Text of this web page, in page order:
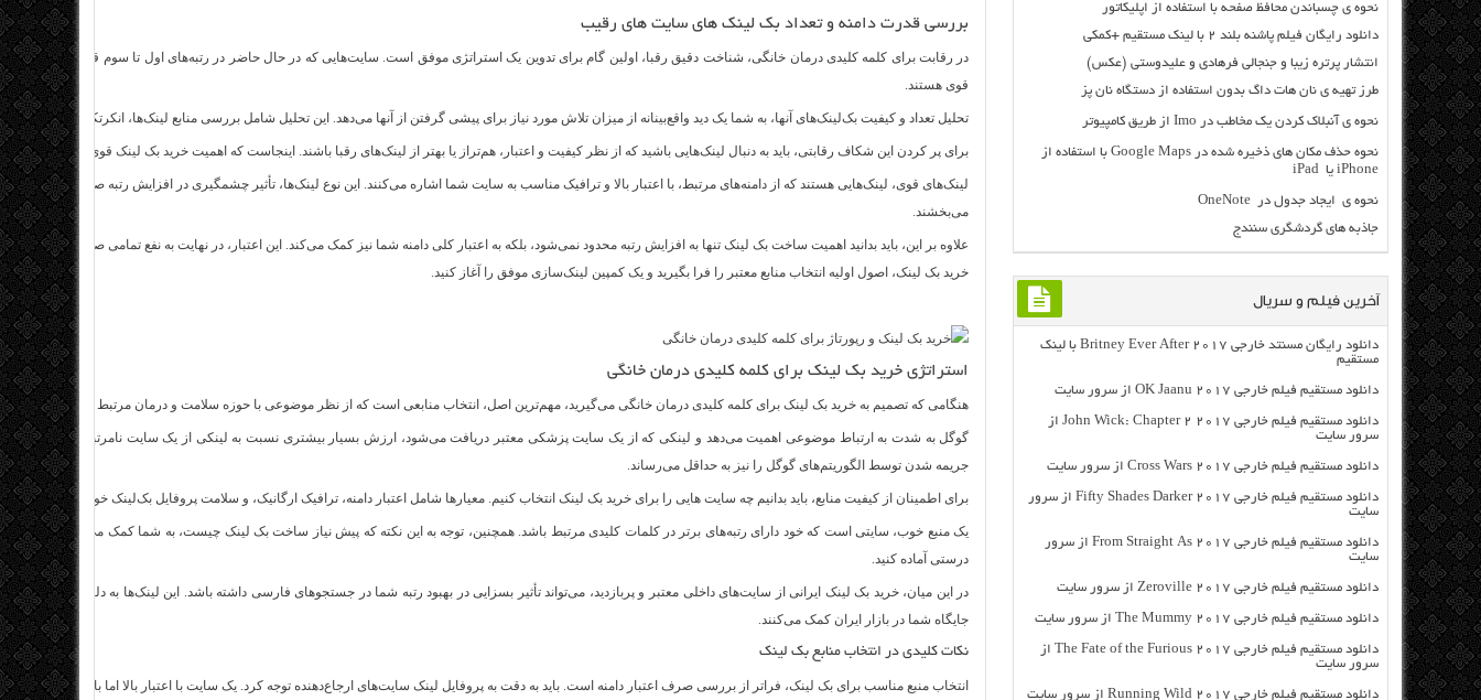
بررسی قدرت دامنه و تعداد بک لینک های سایت های رقیب
قوی هستند.
تحلیل تعداد و کیفیت بک‌لینک‌های آنها، به شما یک دید واقع‌بینانه از میزان تلاش مورد نیاز برای پیشی گرفتن از آنها می‌دهد. این تحلیل شامل بررسی منابع لینک‌ها، انکرتکست‌های
برای پر کردن این شکاف رقابتی، باید به دنبال لینک‌هایی باشید که از نظر کیفیت و اعتبار، هم‌تراز یا بهتر از لینک‌های رقبا باشند. اینجاست که اهمیت خرید بک لینکقوی مشخص
لینک‌های قوی، لینک‌هایی هستند که از دامنه‌های مرتبط، با اعتبار بالا و ترافیک مناسب به سایت شما اشاره می‌کنند. این نوع لینک‌ها، تأثیر چشمگیری در افزایش رتبه صفحه با بک لینک
می‌بخشند.
علاوه بر این، باید بدانید اهمیت ساخت بک لینک تنها به افزایش رتبه محدود نمی‌شود، بلکه به اعتبار کلی دامنه شما نیز کمک می‌کند. این اعتبار، در نهایت به نفع تمامی صفحات سایت
خرید بک لینک، اصول اولیه انتخاب منابع معتبر را فرا بگیرید و یک کمپین لینک‌سازی موفق را آغاز کنید.
استراتژی خرید بک لینک برای کلمه کلیدی درمان خانگی
هنگامی که تصمیم به خرید بک لینک برای کلمه کلیدی درمان خانگی می‌گیرید، مهم‌ترین اصل، انتخاب منابعی است که از نظر موضوعی با حوزه سلامت و درمان مرتبط باشند.
گوگل به شدت به ارتباط موضوعی اهمیت می‌دهد و لینکی که از یک سایت پزشکی معتبر دریافت می‌شود، ارزش بسیار بیشتری نسبت به لینکی از یک سایت نامرتبط دارد. این
جریمه شدن توسط الگوریتم‌های گوگل را نیز به حداقل می‌رساند.
برای اطمینان از کیفیت منابع، باید بدانیم چه سایت هایی را برای خرید بک لینک انتخاب کنیم. معیارها شامل اعتبار دامنه، ترافیک ارگانیک، و سلامت پروفایل بک‌لینک خود آن سایت است.
یک منبع خوب، سایتی است که خود دارای رتبه‌های برتر در کلمات کلیدی مرتبط باشد. همچنین، توجه به این نکته که پیش نیاز ساخت بک لینک چیست، به شما کمک می‌کند تا
درستی آماده کنید.
در این میان، خرید بک لینک ایرانی از سایت‌های داخلی معتبر و پربازدید، می‌تواند تأثیر بسزایی در بهبود رتبه شما در جستجوهای فارسی داشته باشد. این لینک‌ها به دلیل ارتباط
جایگاه شما در بازار ایران کمک می‌کنند.
نکات کلیدی در انتخاب منابع بک لینک
انتخاب منبع مناسب برای بک لینک، فراتر از بررسی صرف اعتبار دامنه است. باید به دقت به پروفایل لینک سایت‌های ارجاع‌دهنده توجه کرد. یک سایت با اعتبار بالا اما با پروفایل
نحوه ی چسباندن محافظ صفحه با استفاده از اپلیکاتور
دانلود رایگان فیلم پاشنه بلند ۲ با لینک مستقیم +کمکی
انتشار پرتره زیبا و جنجالی فرهادی و علیدوستی (عکس)
طرز تهیه ی نان هات داگ بدون استفاده از دستگاه نان پز
نحوه ی آنبلاک کردن یک مخاطب در Imo از طریق کامپیوتر
نحوه حذف مکان های ذخیره شده در Google Maps با استفاده از
iPhone یا iPad
نحوه ی ایجاد جدول در OneNote
جاذبه های گردشگری سنندج
آخرین فیلم و سریال
دانلود رایگان مسنتد خارجی Britney Ever After 2017 با لینک
مستقیم
دانلود مستقیم فیلم خارجی OK Jaanu 2017 از سرور سایت
دانلود مستقیم فیلم خارجی John Wick: Chapter 2 2017 از
سرور سایت
دانلود مستقیم فیلم خارجی Cross Wars 2017 از سرور سایت
دانلود مستقیم فیلم خارجی Fifty Shades Darker 2017 از سرور
سایت
دانلود مستقیم فیلم خارجی From Straight As 2017 از سرور
سایت
دانلود مستقیم فیلم خارجی Zeroville 2017 از سرور سایت
دانلود مستقیم فیلم خارجی The Mummy 2017 از سرور سایت
دانلود مستقیم فیلم خارجی The Fate of the Furious 2017 از
سرور سایت
دانلود مستقیم فیلم خارجی Running Wild 2017 از سرور سایت